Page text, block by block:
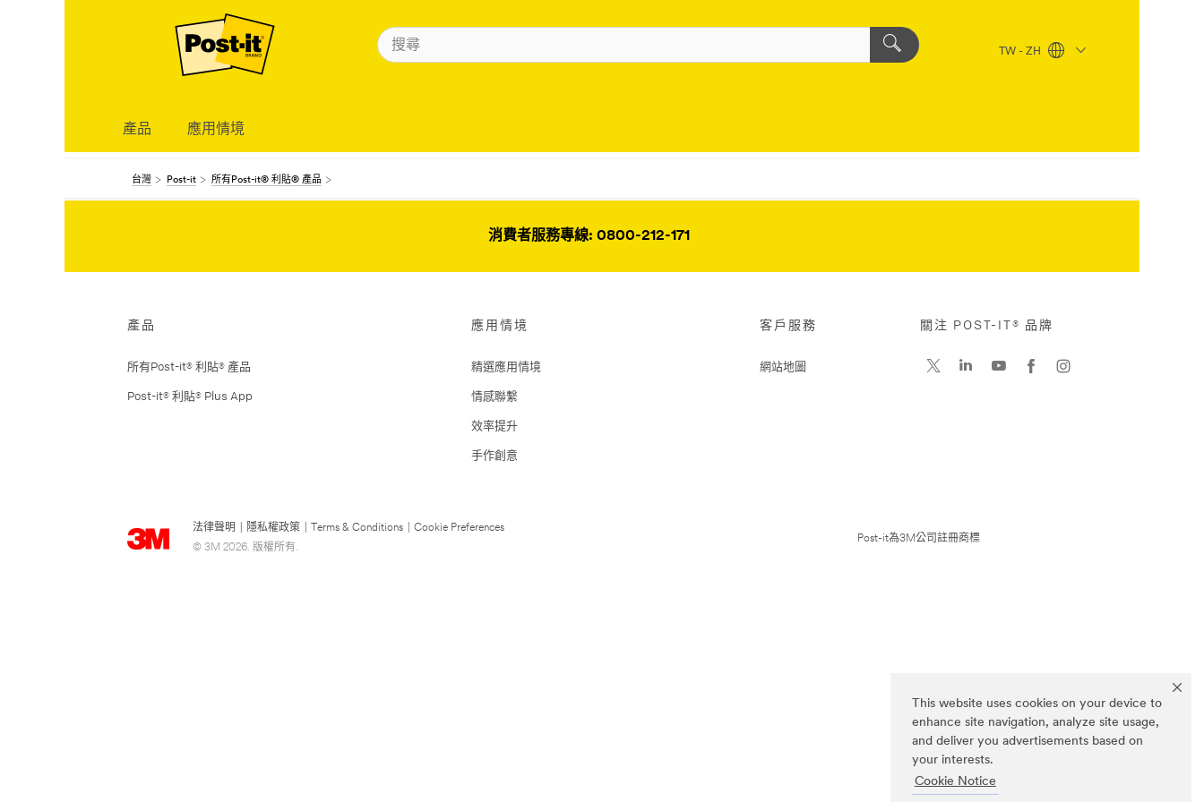
This website uses cookies on your device to
enhance site navigation, analyze site usage,
and deliver you advertisements based on
your interests.
Cookie Notice
TW - ZH
產品 應用情境
台灣 Post-it 所有Post-it® 利貼® 產品
消費者服務專線: 0800-212-171
產品
所有Post-it® 利貼® 產品
Post-it® 利貼® Plus App
應用情境
精選應用情境
情感聯繫
效率提升
手作創意
客戶服務
網站地圖
法律聲明 隱私權政策 Terms & Conditions
Cookie Preferences
© 3M 2026. 版權所有.
關注 POST-IT® 品牌
Post-it為3M公司註冊商標